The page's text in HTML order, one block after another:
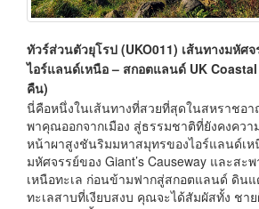
ทัวร์ส่วนตัวยุโรป (UKO011) เส้นทางมหัศจ
ไอร์แลนด์เหนือ – สกอตแลนด์ UK
คืน)
นี่คือหนึ่งในเส้นทางที่สวยที่สุดในสหราชอ
พาคุณออกจากเมือง สู่ธรรมชาติที่ยังคงควา
หน้าผาสูงชันริมมหาสมุทรของไอร์แลนด์เห
มหัศจรรย์ของ Giant’s Causeway และสะ
เหนือทะเล ก่อนข้ามฟากสู่สกอตแลนด์ ดิน
ทะเลสาบที่เงียบสงบ คุณจะได้สัมผัสทั้ง ชา